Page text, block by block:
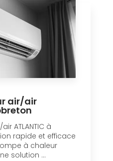
air/air
ATLANTIC à
rapide et efficace
à chaleur
solution ...